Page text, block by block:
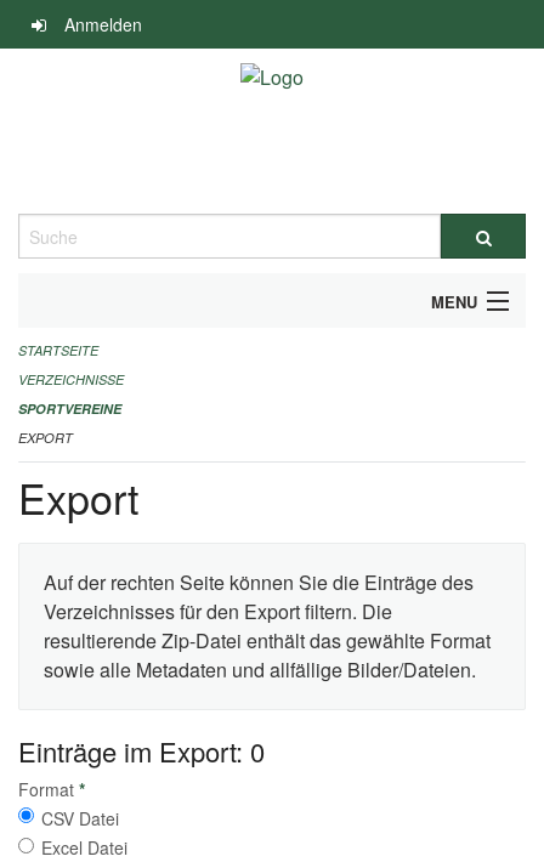
Navigation
überspringen
Anmelden
Suche
MENU
ALLGEMEINE INFORMATIONEN
FINANZIELLE UNTERSTÜTZUNG BENÖTIGT?
KONTAKT
STARTSEITE
VERZEICHNISSE
SPORTVEREINE
EXPORT
Export
Auf der rechten Seite können Sie die Einträge des
Verzeichnisses für den Export filtern. Die
resultierende Zip-Datei enthält das gewählte Format
sowie alle Metadaten und allfällige Bilder/Dateien.
Einträge im Export: 0
Format *
CSV Datei
Excel Datei